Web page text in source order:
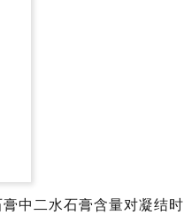
中二水石膏含量对凝结时